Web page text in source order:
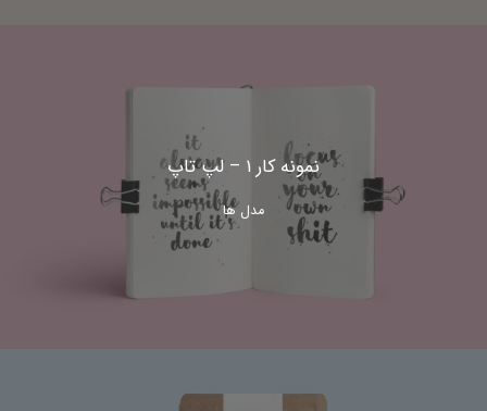
نمونه کار ۱ – لپ تاپ
مدل ها